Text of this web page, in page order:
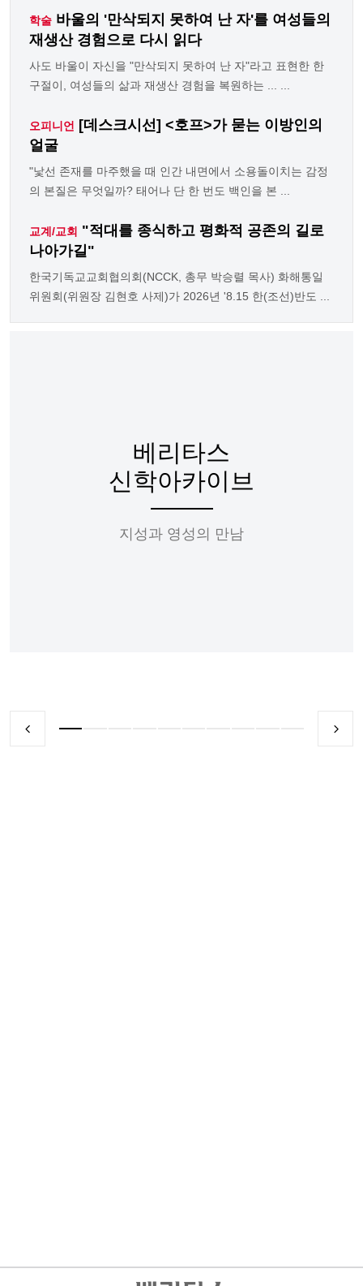
학술 바울의 '만삭되지 못하여 난 자'를 여성들의
재생산 경험으로 다시 읽다
사도 바울이 자신을 "만삭되지 못하여 난 자"라고 표현한 한
구절이, 여성들의 삶과 재생산 경험을 복원하는 ... ...
오피니언 [데스크시선] <호프>가 묻는 이방인의
얼굴
"낯선 존재를 마주했을 때 인간 내면에서 소용돌이치는 감정
의 본질은 무엇일까? 태어나 단 한 번도 백인을 본 ...
교계/교회 "적대를 종식하고 평화적 공존의 길로
나아가길"
한국기독교교회협의회(NCCK, 총무 박승렬 목사) 화해통일
위원회(위원장 김현호 사제)가 2026년 '8.15 한(조선)반도 ...
베리타스
신학아카이브
지성과 영성의 만남